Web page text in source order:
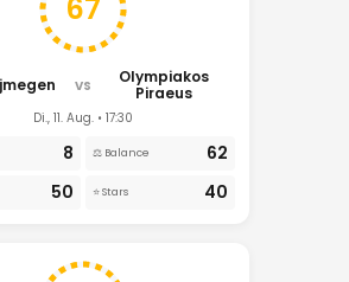
67
VS
Olympiakos
Piraeus
Di., 11. Aug. • 17:30
8 ⚖️ Balance 62
50 ⭐ Stars 40